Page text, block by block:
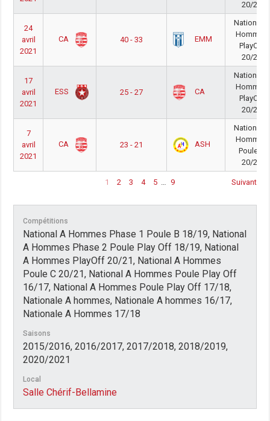
20/21
24
avril
2021
CA 40 - 33 EMM
National A
Hommes
PlayOff
20/21
17
avril
2021
ESS 25 - 27 CA
National A
Hommes
PlayOff
20/21
7
avril
2021
CA 23 - 21 ASH
National A
Hommes
Poule C
20/21
1 2 3 4 5 9 Suivant
Compétitions
National A Hommes Phase 1 Poule B 18/19, National
A Hommes Phase 2 Poule Play Off 18/19, National
A Hommes PlayOff 20/21, National A Hommes
Poule C 20/21, National A Hommes Poule Play Off
16/17, National A Hommes Poule Play Off 17/18,
Nationale A hommes, Nationale A hommes 16/17,
Nationale A Hommes 17/18
Saisons
2015/2016, 2016/2017, 2017/2018, 2018/2019,
2020/2021
Local
Salle Chérif-Bellamine